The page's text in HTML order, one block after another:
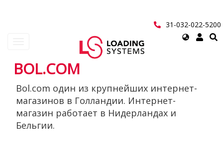
31-032-022-5200
Select
User
account
menu
BOL.COM
Bol.com один из крупнейших интернет-
магазинов в Голландии. Интернет-
магазин работает в Нидерландах и
Бельгии.